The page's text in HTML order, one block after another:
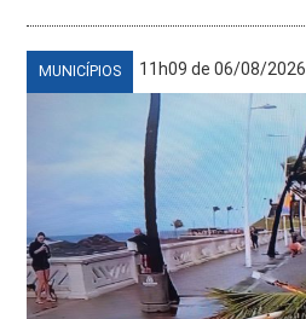
MUNICÍPIOS 11h09 de 06/08/2026